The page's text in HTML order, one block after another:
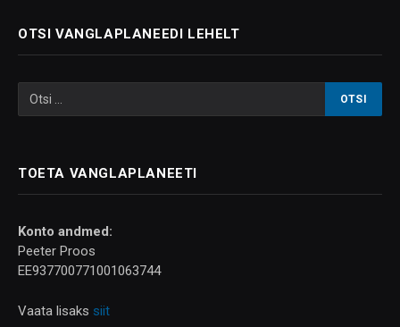
OTSI VANGLAPLANEEDI LEHELT
TOETA VANGLAPLANEETI
Konto andmed:
Peeter Proos
EE937700771001063744
Vaata lisaks siit